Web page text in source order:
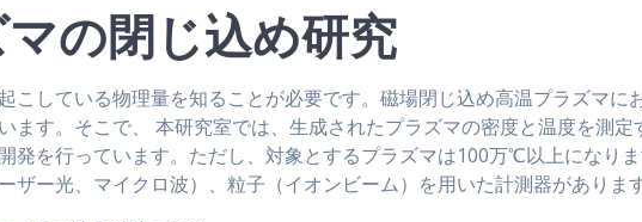
の閉じ込め研究
している物理量を知ることが必要です。磁場閉じ込め高温プラズマに
す。そこで、 本研究室では、生成されたプラズマの密度と温度を測定
発を行っています。ただし、対象とするプラズマは100万℃以上になり
ー光、マイクロ波）、粒子（イオンビーム）を用いた計測器がありま